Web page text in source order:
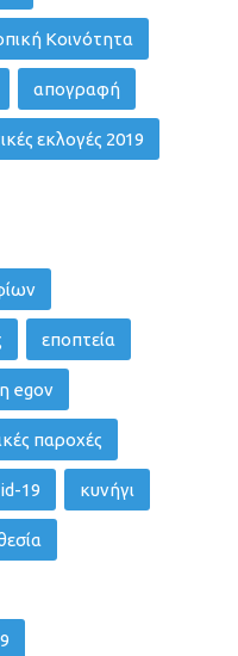
Κοινότητα
απογραφή
εκλογές 2019
εποπτεία
egov
παροχές
19 κυνήγι